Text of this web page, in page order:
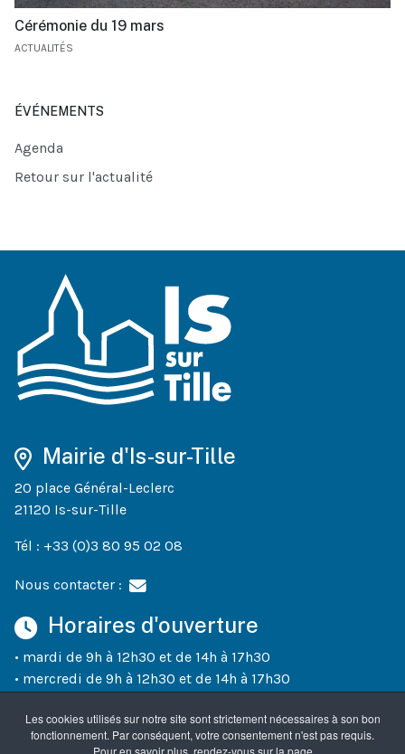
Cérémonie du 19 mars
ACTUALITÉS
ÉVÉNEMENTS
Agenda
Retour sur l'actualité
Mairie d'Is-sur-Tille
20 place Général-Leclerc
21120 Is-sur-Tille
Tél : +33 (0)3 80 95 02 08
Nous contacter :
Horaires d'ouverture
• mardi de 9h à 12h30 et de 14h à 17h30
• mercredi de 9h à 12h30 et de 14h à 17h30
• vendredi de 9h à 12h30 et de 14h à 17h30
• un samedi sur deux (semaines paires) de 10h à 12h
Les cookies utilisés sur notre site sont strictement nécessaires à son bon
fonctionnement. Par conséquent, votre consentement n'est pas requis.
Pour en savoir plus, rendez-vous sur la page